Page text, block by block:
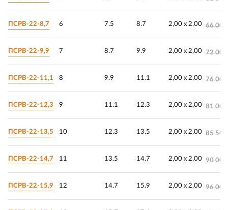
ПСРВ-22-8,7 6 7.5 8.7 2,00 х 2,00 66
ПСРВ-22-9,9 7 8.7 9.9 2,00 х 2,00 72
ПСРВ-22-11,1 8 9.9 11.1 2,00 х 2,00 76
ПСРВ-22-12,3 9 11.1 12.3 2,00 х 2,00 81
ПСРВ-22-13,5 10 12.3 13.5 2,00 х 2,00 85
ПСРВ-22-14,7 11 13.5 14.7 2,00 х 2,00 90
ПСРВ-22-15,9 12 14.7 15.9 2,00 х 2,00 96